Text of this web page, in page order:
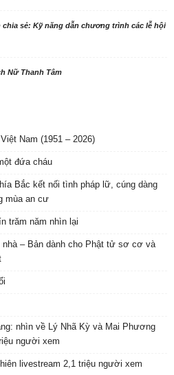
chia sẻ: Kỹ năng dẫn chương trình các lễ hội
Nữ Thanh Tâm
Nam (1951 – 2026)
đứa cháu
Bắc kết nối tình pháp lữ, cúng dàng
mùa an cư
trăm năm nhìn lại
nhà – Bản dành cho Phật tử sơ cơ và
nhìn về Lý Nhã Kỳ và Mai Phương
người xem
livestream 2,1 triệu người xem